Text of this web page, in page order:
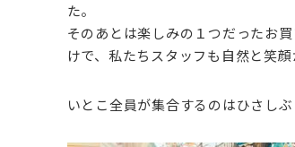
た。
そのあとは楽しみの１つだったお
けで、私たちスタッフも自然と笑顔
いとこ全員が集合するのはひさし